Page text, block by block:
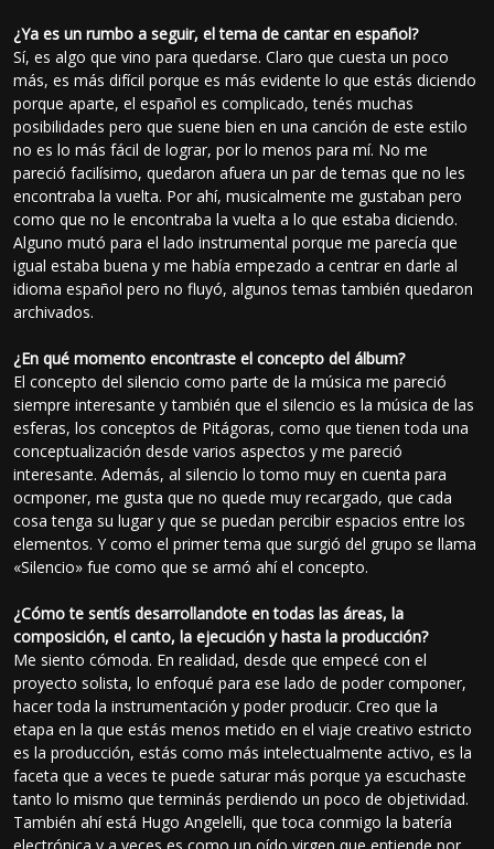
¿Ya es un rumbo a seguir, el tema de cantar en español?
Sí, es algo que vino para quedarse. Claro que cuesta un poco
más, es más difícil porque es más evidente lo que estás diciendo
porque aparte, el español es complicado, tenés muchas
posibilidades pero que suene bien en una canción de este estilo
no es lo más fácil de lograr, por lo menos para mí. No me
pareció facilísimo, quedaron afuera un par de temas que no les
encontraba la vuelta. Por ahí, musicalmente me gustaban pero
como que no le encontraba la vuelta a lo que estaba diciendo.
Alguno mutó para el lado instrumental porque me parecía que
igual estaba buena y me había empezado a centrar en darle al
idioma español pero no fluyó, algunos temas también quedaron
archivados.
¿En qué momento encontraste el concepto del álbum?
El concepto del silencio como parte de la música me pareció
siempre interesante y también que el silencio es la música de las
esferas, los conceptos de Pitágoras, como que tienen toda una
conceptualización desde varios aspectos y me pareció
interesante. Además, al silencio lo tomo muy en cuenta para
ocmponer, me gusta que no quede muy recargado, que cada
cosa tenga su lugar y que se puedan percibir espacios entre los
elementos. Y como el primer tema que surgió del grupo se llama
«Silencio» fue como que se armó ahí el concepto.
¿Cómo te sentís desarrollandote en todas las áreas, la
composición, el canto, la ejecución y hasta la producción?
Me siento cómoda. En realidad, desde que empecé con el
proyecto solista, lo enfoqué para ese lado de poder componer,
hacer toda la instrumentación y poder producir. Creo que la
etapa en la que estás menos metido en el viaje creativo estricto
es la producción, estás como más intelectualmente activo, es la
faceta que a veces te puede saturar más porque ya escuchaste
tanto lo mismo que terminás perdiendo un poco de objetividad.
También ahí está Hugo Angelelli, que toca conmigo la batería